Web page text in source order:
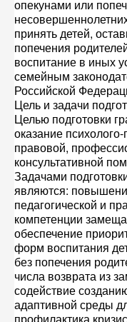
опекунами или
принять детей,
попечения
воспитание в иных
семейным
Российской
Цель и задачи
Целью подготовки
оказание психолого-
правовой,
консультативной
Задачами
являются:
педагогической и
компетенции
обеспечение
форм воспитания
без попечения
числа возврата из
содействие
адаптивной среды